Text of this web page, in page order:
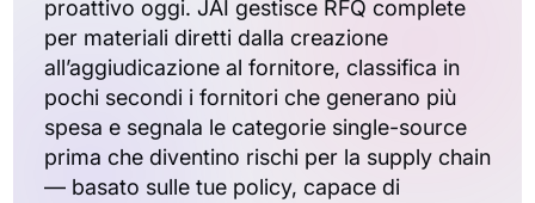
proattivo oggi. JAI gestisce RFQ complete
per materiali diretti dalla creazione
all’aggiudicazione al fornitore, classifica in
pochi secondi i fornitori che generano più
spesa e segnala le categorie single-source
prima che diventino rischi per la supply chain
— basato sulle tue policy, capace di